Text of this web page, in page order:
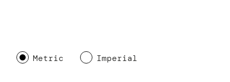
Metric Imperial